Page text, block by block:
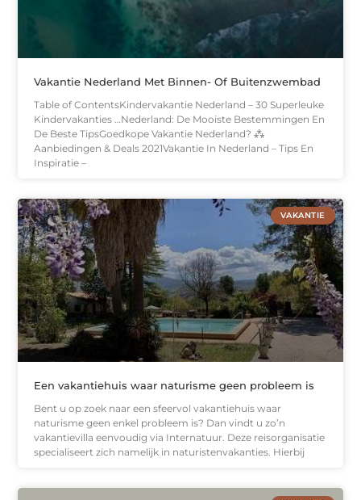
Vakantie Nederland Met Binnen- Of Buitenzwembad
Table of ContentsKindervakantie Nederland – 30 Superleuke
Kindervakanties …Nederland: De Mooiste Bestemmingen En
De Beste TipsGoedkope Vakantie Nederland? ⁂
Aanbiedingen & Deals 2021Vakantie In Nederland – Tips En
Inspiratie –
VAKANTIE
Een vakantiehuis waar naturisme geen probleem is
Bent u op zoek naar een sfeervol vakantiehuis waar
naturisme geen enkel probleem is? Dan vindt u zo’n
vakantievilla eenvoudig via Internatuur. Deze reisorganisatie
specialiseert zich namelijk in naturistenvakanties. Hierbij